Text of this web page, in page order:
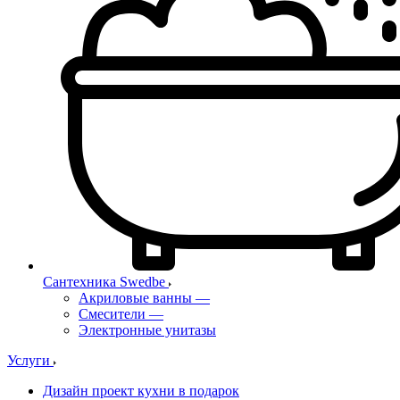
Сантехника Swedbe
Акриловые ванны —
Смесители —
Электронные унитазы
Услуги
Дизайн проект кухни в подарок